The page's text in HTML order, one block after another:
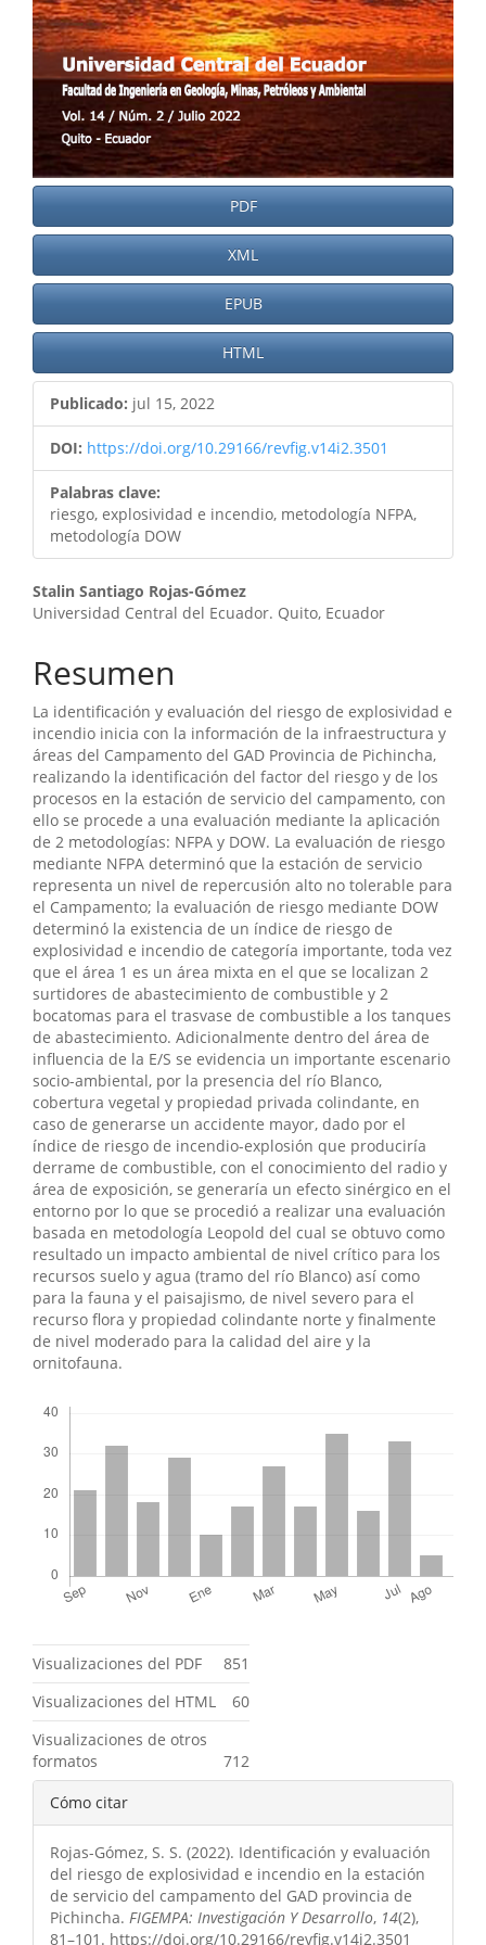
PDF
XML
EPUB
HTML
Publicado: jul 15, 2022
DOI: https://doi.org/10.29166/revfig.v14i2.3501
Palabras clave:
riesgo, explosividad e incendio, metodología NFPA,
metodología DOW
Contenido
principal
del
artículo
Stalin Santiago Rojas-Gómez
Universidad Central del Ecuador. Quito, Ecuador
Resumen
La identificación y evaluación del riesgo de explosividad e
incendio inicia con la información de la infraestructura y
áreas del Campamento del GAD Provincia de Pichincha,
realizando la identificación del factor del riesgo y de los
procesos en la estación de servicio del campamento, con
ello se procede a una evaluación mediante la aplicación
de 2 metodologías: NFPA y DOW. La evaluación de riesgo
mediante NFPA determinó que la estación de servicio
representa un nivel de repercusión alto no tolerable para
el Campamento; la evaluación de riesgo mediante DOW
determinó la existencia de un índice de riesgo de
explosividad e incendio de categoría importante, toda vez
que el área 1 es un área mixta en el que se localizan 2
surtidores de abastecimiento de combustible y 2
bocatomas para el trasvase de combustible a los tanques
de abastecimiento. Adicionalmente dentro del área de
influencia de la E/S se evidencia un importante escenario
socio-ambiental, por la presencia del río Blanco,
cobertura vegetal y propiedad privada colindante, en
caso de generarse un accidente mayor, dado por el
índice de riesgo de incendio-explosión que produciría
derrame de combustible, con el conocimiento del radio y
área de exposición, se generaría un efecto sinérgico en el
entorno por lo que se procedió a realizar una evaluación
basada en metodología Leopold del cual se obtuvo como
resultado un impacto ambiental de nivel crítico para los
recursos suelo y agua (tramo del río Blanco) así como
para la fauna y el paisajismo, de nivel severo para el
recurso flora y propiedad colindante norte y finalmente
de nivel moderado para la calidad del aire y la
ornitofauna.
Visualizaciones del PDF
851
Visualizaciones del HTML
60
Visualizaciones de otros
formatos
712
Detalles
del
artículo
Cómo citar
Rojas-Gómez, S. S. (2022). Identificación y evaluación
del riesgo de explosividad e incendio en la estación
de servicio del campamento del GAD provincia de
Pichincha. FIGEMPA: Investigación Y Desarrollo, 14(2),
81–101. https://doi.org/10.29166/revfig.v14i2.3501